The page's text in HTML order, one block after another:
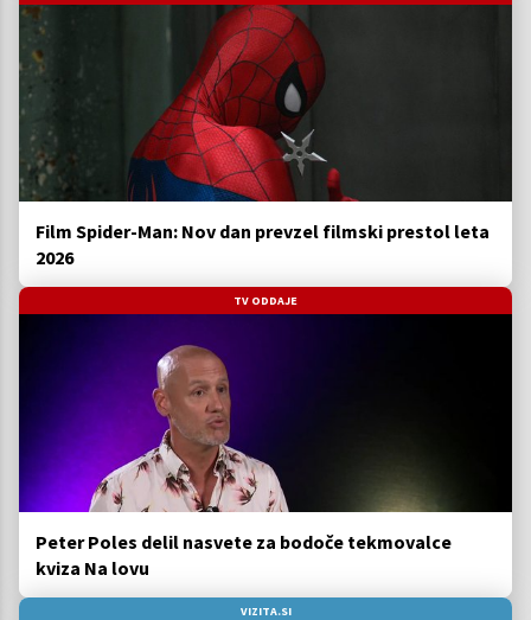
Film Spider-Man: Nov dan prevzel filmski prestol leta
2026
TV ODDAJE
Peter Poles delil nasvete za bodoče tekmovalce
kviza Na lovu
VIZITA.SI